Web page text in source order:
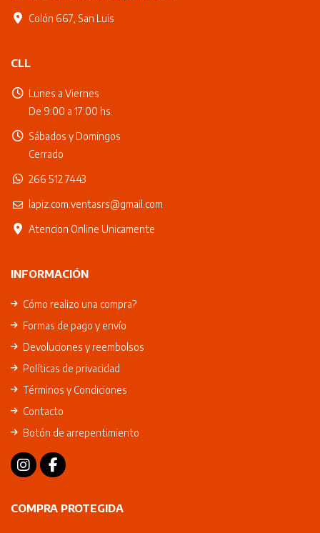
Colón 667, San Luis
CLL
Lunes a Viernes
De 9:00 a 17:00 hs.
Sábados y Domingos
Cerrado
266 512 7443
lapiz.com.ventasrs@gmail.com
Atencion Online Unicamente
INFORMACIÓN
Cómo realizo una compra?
Formas de pago y envío
Devoluciones y reembolsos
Políticas de privacidad
Términos y Condiciones
Contacto
Botón de arrepentimiento
COMPRA PROTEGIDA